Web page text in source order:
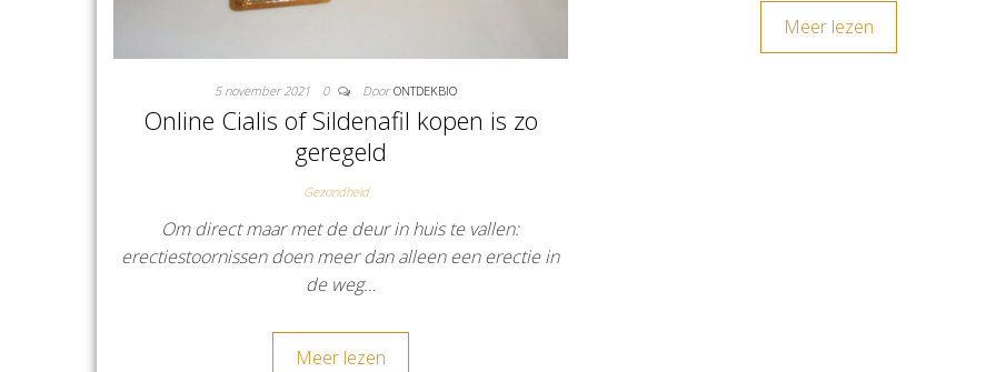
5 november 2021 0 Door ONTDEKBIO
Online Cialis of Sildenafil kopen is zo
geregeld
Gezondheid
Om direct maar met de deur in huis te vallen:
erectiestoornissen doen meer dan alleen een erectie in
de weg…
Meer lezen
Meer lezen